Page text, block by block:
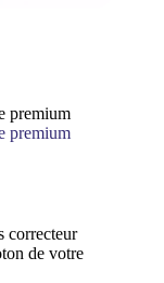
premium
premium
correcteur
de votre